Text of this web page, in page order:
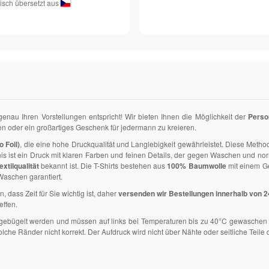
übersetzt aus
Ihren Vorstellungen entspricht! Wir bieten Ihnen die Möglichkeit der
oder ein großartiges Geschenk für jedermann zu kreieren.
Foil), die eine hohe Druckqualität und Langlebigkeit gewährleistet. Diese
ist ein Druck mit klaren Farben und feinen Details, der gegen Waschen und
bekannt ist. Die T-Shirts bestehen aus100% Baumwollemit einem
garantiert.
dass Zeit für Sie wichtig ist, daherversenden wir Bestellungen innerhalb von
werden und müssen auf links bei Temperaturen bis zu 40°C
Ränder nicht korrekt. Der Aufdruck wird nicht über Nähte oder seitliche Teile